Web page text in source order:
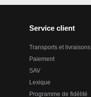
Service client
Transports et livraisons
Paiement
SAV
Lexique
Programme de fidélité